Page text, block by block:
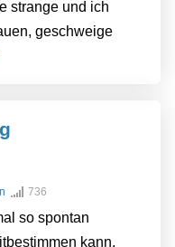
strange und ich
geschweige
736
so spontan
kann,